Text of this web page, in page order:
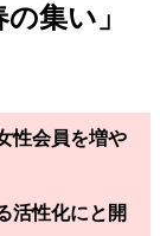
集い」
性会員を増や
活性化にと開